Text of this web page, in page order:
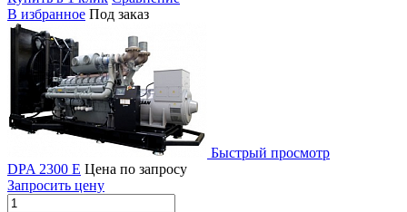
В избранное Под заказ
Быстрый просмотр
DPA 2300 E Цена по запросу
Запросить цену